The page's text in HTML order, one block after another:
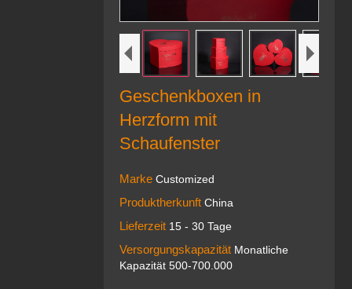
Geschenkboxen in
Herzform mit
Schaufenster
Marke Customized
Produktherkunft China
Lieferzeit 15 - 30 Tage
Versorgungskapazität Monatliche
Kapazität 500-700.000